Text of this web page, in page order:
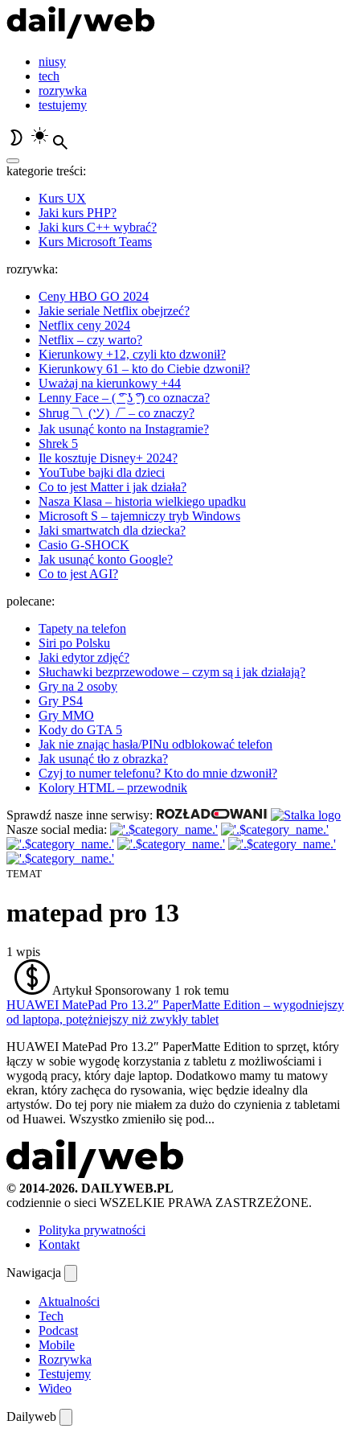
niusy
tech
rozrywka
testujemy
kategorie treści:
Kurs UX
Jaki kurs PHP?
Jaki kurs C++ wybrać?
Kurs Microsoft Teams
rozrywka:
Ceny HBO GO 2024
Jakie seriale Netflix obejrzeć?
Netflix ceny 2024
Netflix – czy warto?
Kierunkowy +12, czyli kto dzwonił?
Kierunkowy 61 – kto do Ciebie dzwonił?
Uważaj na kierunkowy +44
Lenny Face – ( ͡° ͜ʖ ͡°) co oznacza?
Shrug ¯\_(ツ)_/¯ – co znaczy?
Jak usunąć konto na Instagramie?
Shrek 5
Ile kosztuje Disney+ 2024?
YouTube bajki dla dzieci
Co to jest Matter i jak działa?
Nasza Klasa – historia wielkiego upadku
Microsoft S – tajemniczy tryb Windows
Jaki smartwatch dla dziecka?
Casio G-SHOCK
Jak usunąć konto Google?
Co to jest AGI?
polecane:
Tapety na telefon
Siri po Polsku
Jaki edytor zdjęć?
Słuchawki bezprzewodowe – czym są i jak działają?
Gry na 2 osoby
Gry PS4
Gry MMO
Kody do GTA 5
Jak nie znając hasła/PINu odblokować telefon
Jak usunąć tło z obrazka?
Czyj to numer telefonu? Kto do mnie dzwonił?
Kolory HTML – przewodnik
Sprawdź nasze inne serwisy:
Nasze social media:
TEMAT
matepad pro 13
1 wpis
Artykuł Sponsorowany 1 rok temu
HUAWEI MatePad Pro 13.2″ PaperMatte Edition – wygodniejszy
od laptopa, potężniejszy niż zwykły tablet
HUAWEI MatePad Pro 13.2″ PaperMatte Edition to sprzęt, który
łączy w sobie wygodę korzystania z tabletu z możliwościami i
wygodą pracy, który daje laptop. Dodatkowo mamy tu matowy
ekran, który zachęca do rysowania, więc będzie idealny dla
artystów. Do tej pory nie miałem za dużo do czynienia z tabletami
od Huawei. Wszystko zmieniło się pod...
© 2014-2026. DAILYWEB.PL
codziennie o sieci WSZELKIE PRAWA ZASTRZEŻONE.
Polityka prywatności
Kontakt
Nawigacja
Aktualności
Tech
Podcast
Mobile
Rozrywka
Testujemy
Wideo
Dailyweb